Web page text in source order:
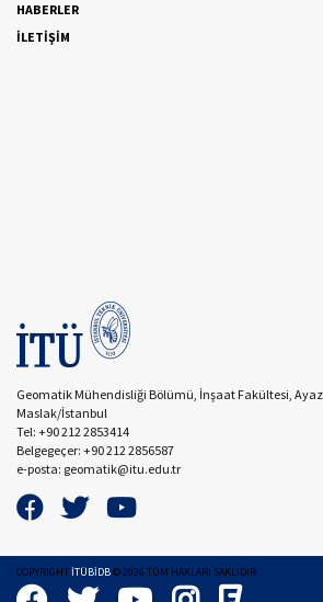
HABERLER
İLETİŞİM
Geomatik Mühendisliği Bölümü, İnşaat Fakültesi,
Maslak/İstanbul
Tel: +90 212 2853414
Belgegeçer: +90 212 2856587
e-posta: geomatik@itu.edu.tr
COPYRIGHTİTÜBİDB©2026 TÜM HAKLARI SAKLIDIR